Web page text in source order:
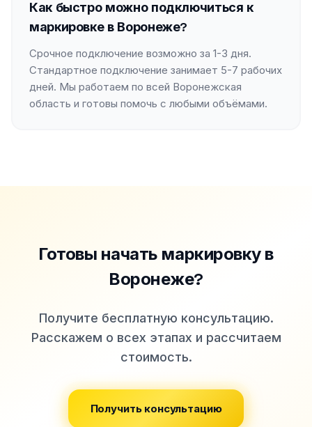
Как быстро можно подключиться к
маркировке в Воронеже?
Срочное подключение возможно за 1-3 дня.
Стандартное подключение занимает 5-7 рабочих
дней. Мы работаем по всей Воронежская
область и готовы помочь с любыми объёмами.
Готовы начать маркировкув
Воронеже?
Получите бесплатную консультацию.
Расскажем о всех этапах и рассчитаем
стоимость.
Получить консультацию